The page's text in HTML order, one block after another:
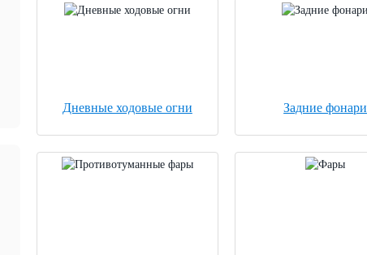
Дневные ходовые огни Задние фонари